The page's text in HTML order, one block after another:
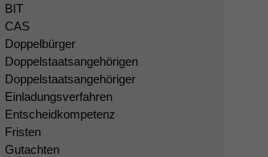
BIT
CAS
Doppelbürger
Doppelstaatsangehörigen
Doppelstaatsangehöriger
Einladungsverfahren
Entscheidkompetenz
Fristen
Gutachten